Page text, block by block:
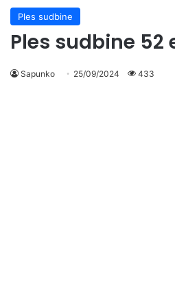
Ples sudbine
Ples sudbine 52
Sapunko 25/09/2024 433